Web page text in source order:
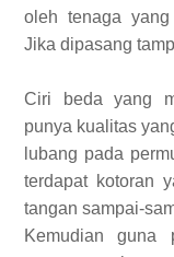
oleh tenaga
Jika dipasang
Ciri beda yang
punya kualitas
lubang pada
terdapat kotoran
tangan sampai-
Kemudian guna